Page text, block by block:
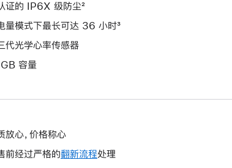
证的 IP6X 级防尘²
量模式下最长可达 36 小时³
代光学心率传感器
容量
放心，价格称心
前经过严格的翻新流程处理